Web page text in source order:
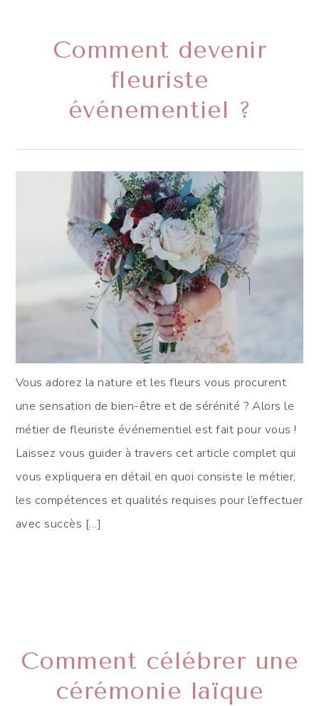
Comment devenir
fleuriste
événementiel ?
Vous adorez la nature et les fleurs vous procurent
une sensation de bien-être et de sérénité ? Alors le
métier de fleuriste événementiel est fait pour vous !
Laissez vous guider à travers cet article complet qui
vous expliquera en détail en quoi consiste le métier,
les compétences et qualités requises pour l’effectuer
avec succès […]
Comment célébrer une
cérémonie laïque